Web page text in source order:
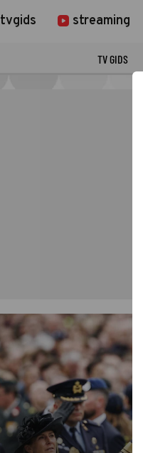
tvgids streaming
TV GIDS